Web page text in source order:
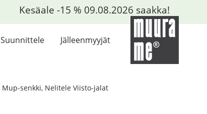
Suunnittele Jälleenmyyjät
Mup-senkki, Nelitele Viisto-jalat
Kesäale -15 % 09.08.2026 saakka!